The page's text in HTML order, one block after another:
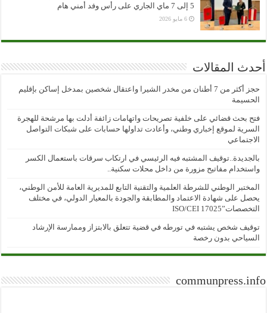
5 إلى 7 ماي الجاري على رأس وفد أمني هام
6 مايو 2026
أحدث المقالات
حجز أكثر من 7 أطنان من مخدر الشيرا واعتقال شخصين بمدخل إساكن بإقليم
الحسيمة
فتح بحث قضائي على خلفية تصريحات واتهامات زائفة أدلت بها مرشحة للهجرة
السرية لموقع إخباري وطني، وأعادت تداولها حسابات على شبكات التواصل
الاجتماعي
بالجديدة..توقيف المشتبه فيه الرئيسي في ارتكاب سرقات باستعمال الكسر
واستخدام مفاتيح مزورة من داخل محلات سكنية..
المختبر الوطني للشرطة العلمية والتقنية التابع للمديرية العامة للأمن الوطني،
يحصل على شهادة الاعتماد والمطابقة والجودة بالمعيار الدولي، في مختلف
التخصصات”ISO/CEI 17025
توقيف شخص يشتبه في تورطه في قضية تتعلق بالابتزاز وممارسة الإرشاد
السياحي بدون رخصة
communpress.info